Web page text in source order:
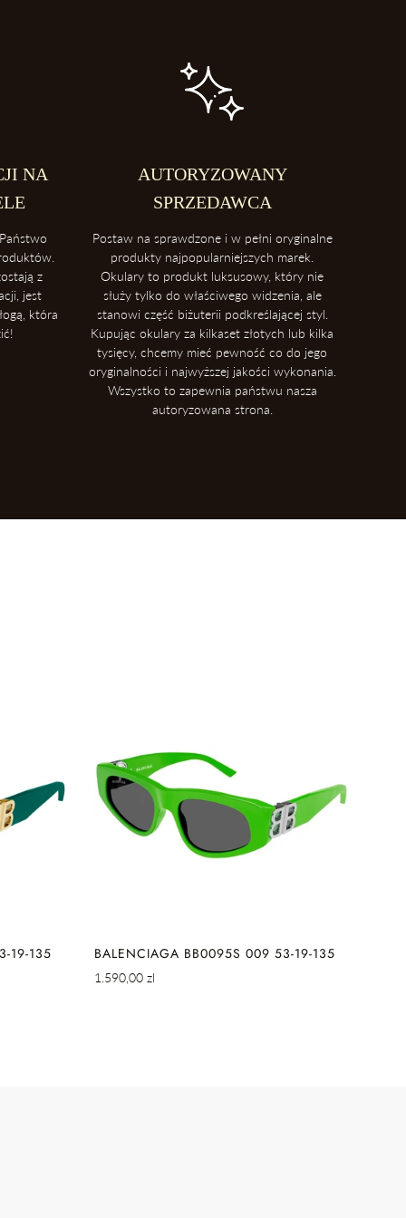
okularów blisko intensywnych źródeł ciepła takich, jak deska
mogą ulec zniszczeniu podczas ekspozycji na wysokie
aby uniknąć ich deformacji.
NA
z
jest
która
AUTORYZOWANY
SPRZEDAWCA
Postaw na sprawdzone i w pełni oryginalne
produkty najpopularniejszych marek.
Okulary to produkt luksusowy, który nie
służy tylko do właściwego widzenia, ale
stanowi część biżuterii podkreślającej styl.
Kupując okulary za kilkaset złotych lub kilka
tysięcy, chcemy mieć pewność co do jego
oryginalności i najwyższej jakości wykonania.
Wszystko to zapewnia państwu nasza
autoryzowana strona.
19-135 BALENCIAGA BB0095S 009 53-19-135
Cena
1.590,00 zl